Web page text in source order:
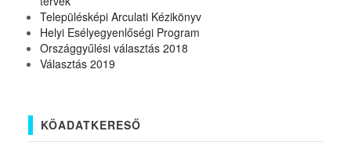
Településképi Arculati Kézikönyv
Helyi Esélyegyenlőségi Program
Országgyűlési választás 2018
Választás 2019
KÖADATKERESŐ